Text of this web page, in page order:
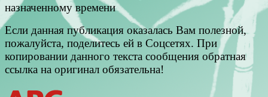
назначенному времени
Если данная публикация оказалась Вам полезной,
пожалуйста, поделитесь ей в Соцсетях. При
копировании данного текста сообщения обратная
ссылка на оригинал обязательна!